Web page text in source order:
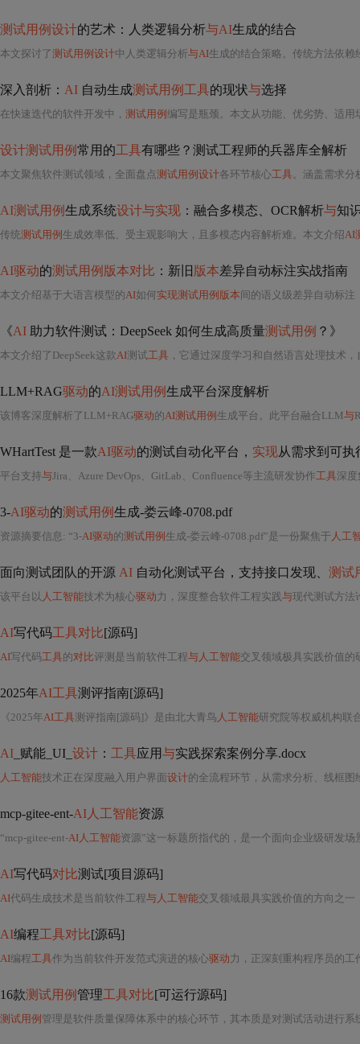
测试用例设计的艺术：人类逻辑分析与AI生成的结合
本文探讨了测试用例设计中人类逻辑分析与AI生成的结合策略。传统方法依赖经验，注
深入剖析： AI 自动生成测试用例工具的现状与选择
在快速迭代的软件开发中， 测试用例 编写是瓶颈。本文从功能、优劣势、适用
设计测试用例常用的工具有哪些？测试工程师的兵器库全解析
本文聚焦软件测试领域，全面盘点测试用例设计各环节核心工具。涵盖需求分
AI测试用例生成系统设计与实现 ：融合多模态、OCR解析与知
传统测试用例 生成效率低、受主观影响大，且多模态内容解析难。本文介绍AI
AI驱动的测试用例版本对比 ：新旧 版本差异自动标注实战指南
本文介绍基于大语言模型的AI如何实现测试用例版本间的语义级差异自动标注，显著提升测试维护效率。系统可识别逻辑变更而非文本变化，支持CI/CD集
《AI 助力软件测试：DeepSeek 如何生成高质量测试用例 ？》
本文介绍了DeepSeek这款AI测试工具 ，它通过深度学习和自然语言处理技术
LLM+RAG驱动的AI测试用例生成平台深度解析
该博客深度解析了LLM+RAG驱动的AI测试用例 生成平台。此平台融合LLM与
WHartTest 是一款AI驱动的测试自动化平台， 实现从需求到可执
平台支持与Jira、Azure DevOps、GitLab、Confluence等主流研发协作工具深
3-AI驱动的测试用例生成-娄云峰-0708.pdf
资源摘要信息: “3-AI驱动的测试用例 生成-娄云峰-0708.pdf”是一份聚焦于 人工
面向测试团队的开源 AI 自动化测试平台，支持接口发现、 测试
该平台以 人工智能技术为核心驱动力，深度整合软件工程实践与现代测试方法
AI写代码工具对比[源码]
AI写代码工具的对比 评测是当前软件工程与人工智能交叉领域极具实践价值的研
2025年AI工具测评指南[源码]
《2025年AI工具测评指南[源码]》是由北大青鸟 人工智能研究院等权威机构联
AI _赋能_UI_ 设计 ： 工具应用与实践探索案例分享.docx
人工智能技术正在深度融入用户界面设计的全流程环节，从需求分析、线框图
mcp-gitee-ent-AI人工智能资源
“mcp-gitee-ent-AI人工智能资源”这一标题所指代的，是一个面向企业级研发场
AI写代码对比测试[项目源码]
AI代码生成技术是当前软件工程与人工智能交叉领域最具实践价值的方向之一，其
AI编程工具对比[源码]
AI编程工具作为当前软件开发范式演进的核心驱动力，正深刻重构程序员的工
16款测试用例 管理工具对比[可运行源码]
测试用例 管理是软件质量保障体系中的核心环节，其本质是对测试活动进行系统化、结